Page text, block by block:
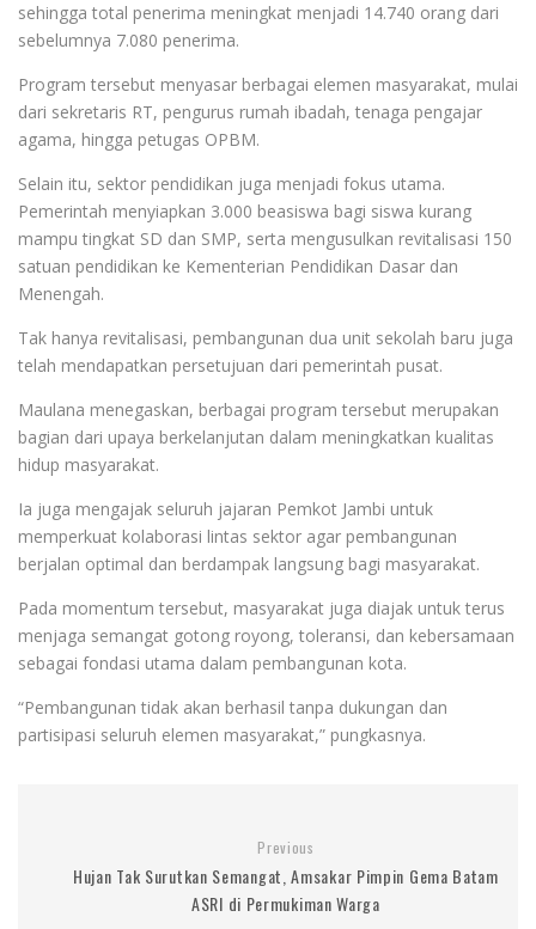
sehingga total penerima meningkat menjadi 14.740 orang dari
sebelumnya 7.080 penerima.
Program tersebut menyasar berbagai elemen masyarakat, mulai
dari sekretaris RT, pengurus rumah ibadah, tenaga pengajar
agama, hingga petugas OPBM.
Selain itu, sektor pendidikan juga menjadi fokus utama.
Pemerintah menyiapkan 3.000 beasiswa bagi siswa kurang
mampu tingkat SD dan SMP, serta mengusulkan revitalisasi 150
satuan pendidikan ke Kementerian Pendidikan Dasar dan
Menengah.
Tak hanya revitalisasi, pembangunan dua unit sekolah baru juga
telah mendapatkan persetujuan dari pemerintah pusat.
Maulana menegaskan, berbagai program tersebut merupakan
bagian dari upaya berkelanjutan dalam meningkatkan kualitas
hidup masyarakat.
Ia juga mengajak seluruh jajaran Pemkot Jambi untuk
memperkuat kolaborasi lintas sektor agar pembangunan
berjalan optimal dan berdampak langsung bagi masyarakat.
Pada momentum tersebut, masyarakat juga diajak untuk terus
menjaga semangat gotong royong, toleransi, dan kebersamaan
sebagai fondasi utama dalam pembangunan kota.
“Pembangunan tidak akan berhasil tanpa dukungan dan
partisipasi seluruh elemen masyarakat,” pungkasnya.
Previous
Hujan Tak Surutkan Semangat, Amsakar Pimpin Gema Batam
ASRI di Permukiman Warga